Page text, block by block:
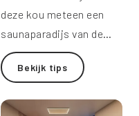
deze kou meteen een
saunaparadijs van de
badkamer, maar dat
kost een flink zakcentje.
energiezuinige
Bekijk tips